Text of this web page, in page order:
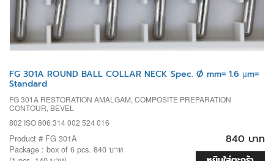
FG 301A ROUND BALL COLLAR NECK Spec. Ø mm= 1.6 µm=
Standard
FG 301A RESTORATION AMALGAM, COMPOSITE PREPARATION
CONTOUR, BEVEL
802 ISO 806 314 002 524 016
Product # FG 301A
Package : box of 6 pcs. 840 บาท
840 บาท